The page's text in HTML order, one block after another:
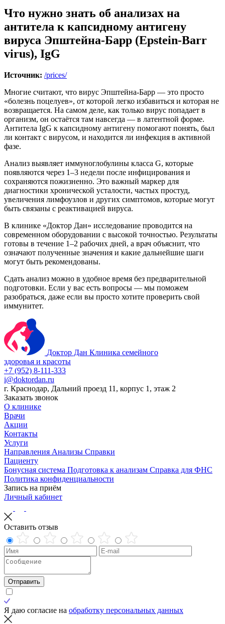
Что нужно знать об анализах на
антитела к капсидному антигену
вируса Эпштейна-Барр (Epstein-Barr
virus), IgG
Источник: /prices/
Многие считают, что вирус Эпштейна-Барр — это просто
«болезнь поцелуев», от которой легко избавиться и которая не
возвращается. На самом деле, как только вирус попадает в
организм, он остаётся там навсегда — в латентной форме.
Антитела IgG к капсидному антигену помогают понять, был
ли контакт с вирусом, и находится ли инфекция в активной
фазе.
Анализ выявляет иммуноглобулины класса G, которые
появляются через 1–3 недели после инфицирования и
сохраняются пожизненно. Это важный маркер для
диагностики хронической усталости, частых простуд,
увеличения лимфоузлов и других симптомов, которые могут
быть связаны с реактивацией вируса.
В клинике «Доктор Дан» исследование проводится на
современном оборудовании с высокой точностью. Результаты
готовы в течение 1–2 рабочих дней, а врач объяснит, что
означают полученные значения и какие дальнейшие шаги
могут быть рекомендованы.
Сдать анализ можно в удобное время без предварительной
подготовки. Если у вас есть вопросы — мы поможем
разобраться, даже если вы просто хотите проверить свой
иммунитет.
Доктор Дан Клиника семейного
здоровья и красоты
+7 (952) 8-111-333
i@doktordan.ru
г. Краснодар, Дальний проезд 11, корпус 1, этаж 2
Заказать звонок
О клинике
Врачи
Акции
Контакты
Услуги
Направления Анализы Справки
Пациенту
Бонусная система Подготовка к анализам Справка для ФНС
Политика конфиденциальности
Запись на приём
Личный кабинет
Оставить отзыв
Отправить
Я даю согласие на обработку персональных данных